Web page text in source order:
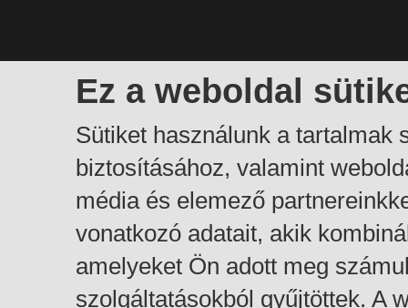
Ez a weboldal
Sütiket használunk a tartalmak
biztosításához, valamint
média és elemező
vonatkozó adatait, akik
amelyeket Ön adott meg
szolgáltatásokból gyűjtöttek. A